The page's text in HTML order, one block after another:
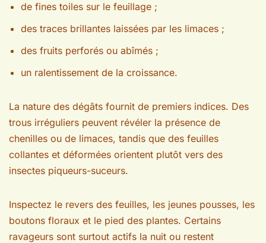
de fines toiles sur le feuillage ;
des traces brillantes laissées par les limaces ;
des fruits perforés ou abîmés ;
un ralentissement de la croissance.
La nature des dégâts fournit de premiers indices. Des
trous irréguliers peuvent révéler la présence de
chenilles ou de limaces, tandis que des feuilles
collantes et déformées orientent plutôt vers des
insectes piqueurs-suceurs.
Inspectez le revers des feuilles, les jeunes pousses, les
boutons floraux et le pied des plantes. Certains
ravageurs sont surtout actifs la nuit ou restent